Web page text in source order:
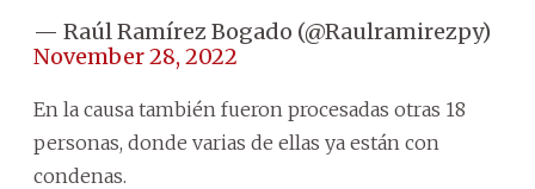
— Raúl Ramírez Bogado (@Raulramirezpy)
November 28, 2022
En la causa también fueron procesadas otras 18
personas, donde varias de ellas ya están con
condenas.